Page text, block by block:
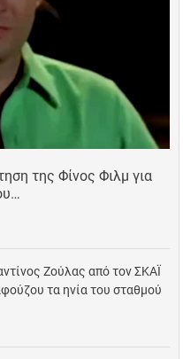
της Φίνος Φιλμ για
Ζούλας από τον ΣΚΑΪ
τα ηνία του σταθμού